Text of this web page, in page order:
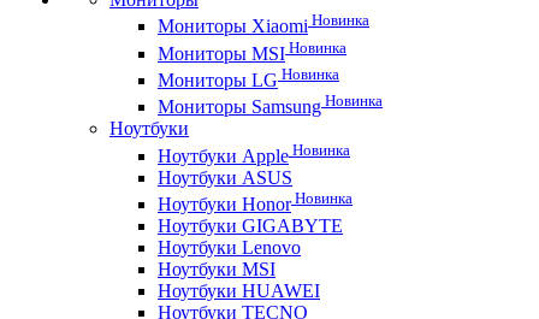
Мониторы Xiaomi Новинка
Мониторы MSI Новинка
Мониторы LG Новинка
Мониторы Samsung Новинка
Ноутбуки
Ноутбуки Apple Новинка
Ноутбуки ASUS
Ноутбуки HonorНовинка
Ноутбуки GIGABYTE
Ноутбуки Lenovo
Ноутбуки MSI
Ноутбуки HUAWEI
Ноутбуки TECNO